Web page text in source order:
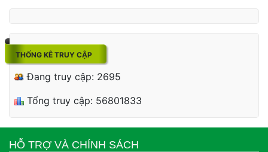
THỐNG KÊ TRUY CẬP
Đang truy cập: 2695
Tổng truy cập: 56801833
HỖ TRỢ VÀ CHÍNH SÁCH